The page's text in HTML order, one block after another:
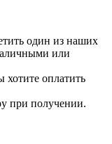
один из наших
или
оплатить
при получении.